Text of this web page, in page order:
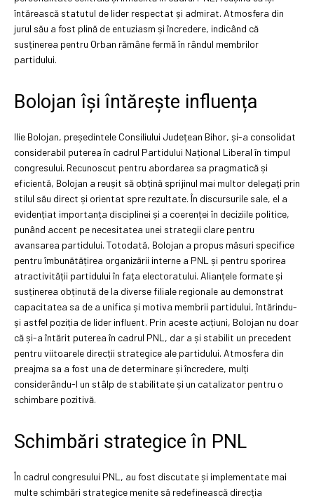
întărească statutul de lider respectat și admirat. Atmosfera din
jurul său a fost plină de entuziasm și încredere, indicând că
susținerea pentru Orban rămâne fermă în rândul membrilor
partidului.
Bolojan își întărește influența
Ilie Bolojan, președintele Consiliului Județean Bihor, și-a consolidat
considerabil puterea în cadrul Partidului Național Liberal în timpul
congresului. Recunoscut pentru abordarea sa pragmatică și
eficientă, Bolojan a reușit să obțină sprijinul mai multor delegați prin
stilul său direct și orientat spre rezultate. În discursurile sale, el a
evidențiat importanța disciplinei și a coerenței în deciziile politice,
punând accent pe necesitatea unei strategii clare pentru
avansarea partidului. Totodată, Bolojan a propus măsuri specifice
pentru îmbunătățirea organizării interne a PNL și pentru sporirea
atractivității partidului în fața electoratului. Alianțele formate și
susținerea obținută de la diverse filiale regionale au demonstrat
capacitatea sa de a unifica și motiva membrii partidului, întărindu-
și astfel poziția de lider influent. Prin aceste acțiuni, Bolojan nu doar
că și-a întărit puterea în cadrul PNL, dar a și stabilit un precedent
pentru viitoarele direcții strategice ale partidului. Atmosfera din
preajma sa a fost una de determinare și încredere, mulți
considerându-l un stâlp de stabilitate și un catalizator pentru o
schimbare pozitivă.
Schimbări strategice în PNL
În cadrul congresului PNL, au fost discutate și implementate mai
multe schimbări strategice menite să redefinească direcția